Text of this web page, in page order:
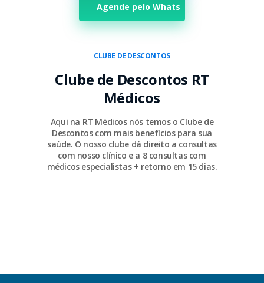
Agende pelo Whats
CLUBE DE DESCONTOS
Clube de Descontos RT
Médicos
Aqui na RT Médicos nós temos o Clube de
Descontos com mais benefícios para sua
saúde. O nosso clube dá direito a consultas
com nosso clínico e a 8 consultas com
médicos especialistas + retorno em 15 dias.